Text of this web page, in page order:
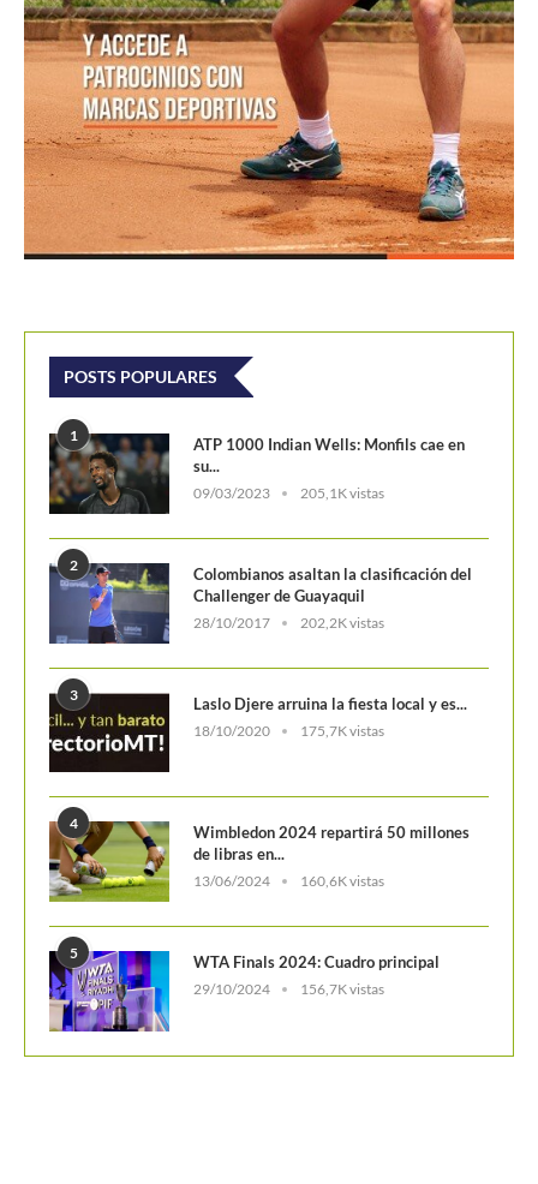
POSTS POPULARES
09/03/2023 205,1K vistas
Challenger de Guayaquil
28/10/2017
3 Laslo Djere arruina la fiesta local y es...
18/10/2020 175,7K vistas
4
Wimbledon 2024 repartirá 50 millones
de libras en...
13/06/2024 160,6K vistas
5 WTA Finals 2024: Cuadro principal
29/10/2024 156,7K vistas